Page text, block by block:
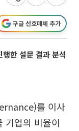
구글 선호매체 추가
한 설문 결과 분석
를 이사
기업의 비율이